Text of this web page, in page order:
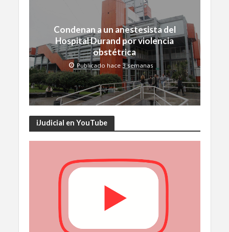
Condenan a un anestesista del
Hospital Durand por violencia
obstétrica
Publicado hace 3 semanas
iJudicial en YouTube